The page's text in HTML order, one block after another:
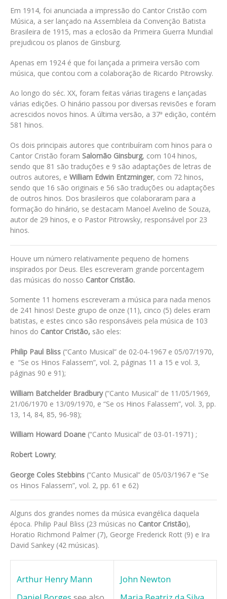
Em 1914, foi anunciada a impressão do Cantor Cristão com
Música, a ser lançado na Assembleia da Convenção Batista
Brasileira de 1915, mas a eclosão da Primeira Guerra Mundial
prejudicou os planos de Ginsburg.
Apenas em 1924 é que foi lançada a primeira versão com
música, que contou com a colaboração de Ricardo Pitrowsky.
Ao longo do séc. XX, foram feitas várias tiragens e lançadas
várias edições. O hinário passou por diversas revisões e foram
acrescidos novos hinos. A última versão, a 37ª edição, contém
581 hinos.
Os dois principais autores que contribuíram com hinos para o
Cantor Cristão foram Salomão Ginsburg, com 104 hinos,
sendo que 81 são traduções e 9 são adaptações de letras de
outros autores, e William Edwin Entzminger, com 72 hinos,
sendo que 16 são originais e 56 são traduções ou adaptações
de outros hinos. Dos brasileiros que colaboraram para a
formação do hinário, se destacam Manoel Avelino de Souza,
autor de 29 hinos, e o Pastor Pitrowsky, responsável por 23
hinos.
Houve um número relativamente pequeno de homens
inspirados por Deus. Eles escreveram grande porcentagem
das músicas do nosso Cantor Cristão.
Somente 11 homens escreveram a música para nada menos
de 241 hinos! Deste grupo de onze (11), cinco (5) deles eram
batistas, e estes cinco são responsáveis pela música de 103
hinos do Cantor Cristão, são eles:
Philip Paul Bliss (“Canto Musical” de 02-04-1967 e 05/07/1970,
e “Se os Hinos Falassem”, vol. 2, páginas 11 a 15 e vol. 3,
páginas 90 e 91);
William Batchelder Bradbury(“Canto Musical” de 11/05/1969,
21/06/1970 e 13/09/1970, e “Se os Hinos Falassem”, vol. 3, pp.
13, 14, 84, 85, 96-98);
William Howard Doane (“Canto Musical” de 03-01-1971) ;
Robert Lowry;
George Coles Stebbins (“Canto Musical” de 05/03/1967 e “Se
os Hinos Falassem”, vol. 2, pp. 61 e 62)
Alguns dos grandes nomes da música evangélica daquela
época. Philip Paul Bliss (23 músicas no Cantor Cristão),
Horatio Richmond Palmer (7), George Frederick Rott (9) e Ira
David Sankey (42 músicas).
Arthur Henry Mann
John Newton